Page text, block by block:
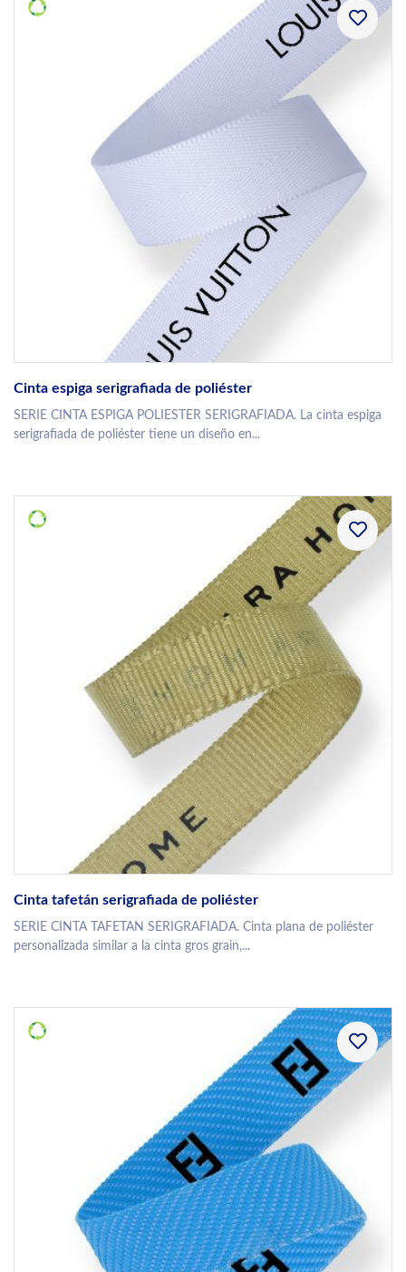
Cinta espiga serigrafiada de poliéster
SERIE CINTA ESPIGA POLIESTER SERIGRAFIADA. La cinta espiga
serigrafiada de poliéster tiene un diseño en...
Cinta tafetán serigrafiada de poliéster
SERIE CINTA TAFETAN SERIGRAFIADA. Cinta plana de poliéster
personalizada similar a la cinta gros grain,...